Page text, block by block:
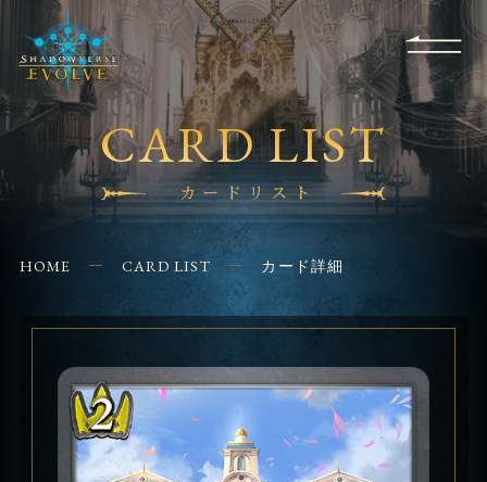
Q&A
EVENT SHOPS
FOR
BEGINNERS
APPLICATION
CONTACT
CARD LIST
カードリスト
HOME CARD LIST カード詳細